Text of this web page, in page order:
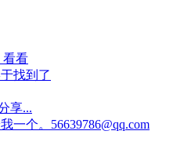
看看
找到了
享...
一个。56639786@qq.com